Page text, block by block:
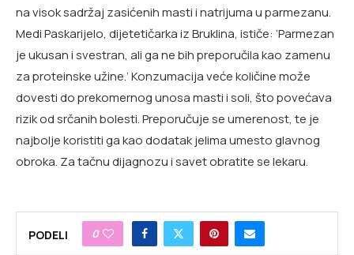
na visok sadržaj zasićenih masti i natrijuma u parmezanu.
Medi Paskarijelo, dijetetičarka iz Bruklina, ističe: ‘Parmezan
je ukusan i svestran, ali ga ne bih preporučila kao zamenu
za proteinske užine.’ Konzumacija veće količine može
dovesti do prekomernog unosa masti i soli, što povećava
rizik od srčanih bolesti. Preporučuje se umerenost, te je
najbolje koristiti ga kao dodatak jelima umesto glavnog
obroka. Za tačnu dijagnozu i savet obratite se lekaru.
PODELI 0